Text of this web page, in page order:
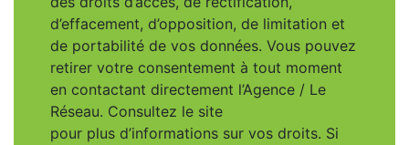
d’effacement, d’opposition, de limitation et
de portabilité de vos données. Vous pouvez
retirer votre consentement à tout moment
en contactant directement l’Agence / Le
Réseau. Consultez le site
pour plus d’informations sur vos droits. Si